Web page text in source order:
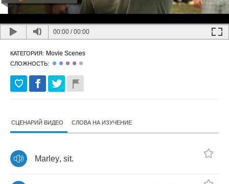
00:00 /00:00
КАТЕГОРИЯ: Movie Scenes
СЛОЖНОСТЬ:
СЦЕНАРИЙ ВИДЕО СЛОВА НА ИЗУЧЕНИЕ
Marley, sit.